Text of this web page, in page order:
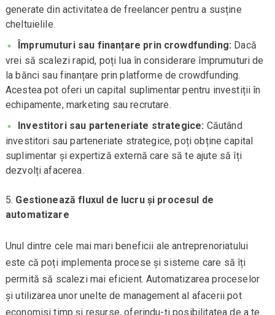
generate din activitatea de freelancer pentru a susține
cheltuielile.
Împrumuturi sau finanțare prin crowdfunding: Dacă
vrei să scalezi rapid, poți lua în considerare împrumuturi de
la bănci sau finanțare prin platforme de crowdfunding.
Acestea pot oferi un capital suplimentar pentru investiții în
echipamente, marketing sau recrutare.
Investitori sau parteneriate strategice: Căutând
investitori sau parteneriate strategice, poți obține capital
suplimentar și expertiză externă care să te ajute să îți
dezvolți afacerea.
Gestionează fluxul de lucru și procesul de
automatizare
Unul dintre cele mai mari beneficii ale antreprenoriatului
este că poți implementa procese și sisteme care să îți
permită să scalezi mai eficient. Automatizarea proceselor
și utilizarea unor unelte de management al afacerii pot
economisi timp și resurse, oferindu-ți posibilitatea de a te